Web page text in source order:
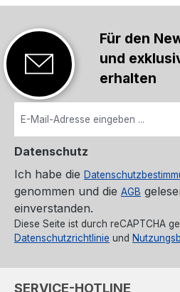
Für den
und
erhalten
Datenschutz
Ich habe die
genommen und die AGB
einverstanden.
Diese Seite ist durch reCAPTCHA
Datenschutzrichtlinie und
SERVICE-HOTLINE